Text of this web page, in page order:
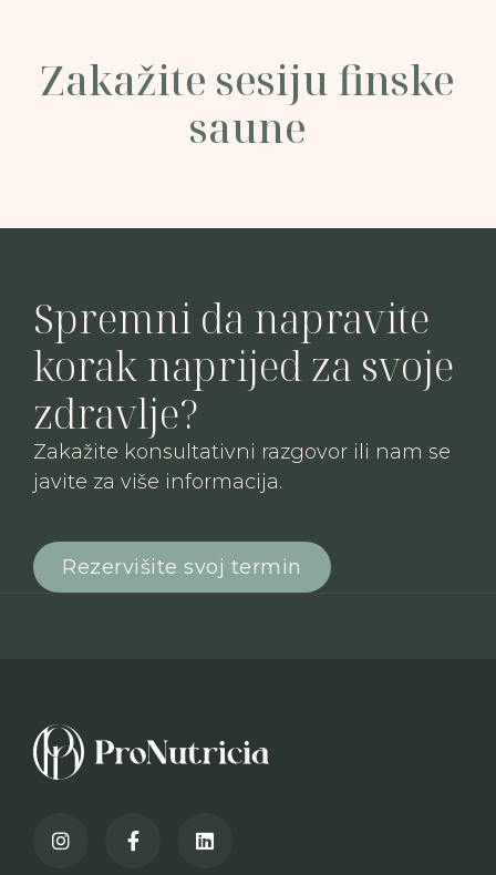
Zakažite sesiju finske
saune
Spremni da napravite
korak naprijed za svoje
zdravlje?
Zakažite konsultativni razgovor ili nam se
javite za više informacija.
Rezervišite svoj termin
  